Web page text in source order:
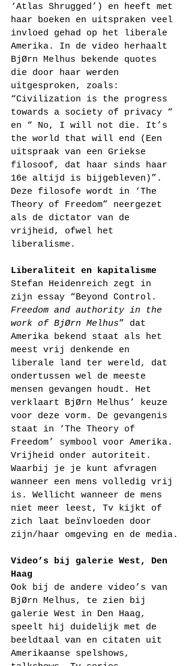
‘Atlas Shrugged’) en heeft met
haar boeken en uitspraken veel
invloed gehad op het liberale
Amerika. In de video herhaalt
BjØrn Melhus bekende quotes
die door haar werden
uitgesproken, zoals:
“Civilization is the progress
towards a society of privacy “
en “ No, I will not die. It’s
the world that will end (Een
uitspraak van een Griekse
filosoof, dat haar sinds haar
16e altijd is bijgebleven)”.
Deze filosofe wordt in ‘The
Theory of Freedom” neergezet
als de dictator van de
vrijheid, ofwel het
liberalisme.
Liberaliteit en kapitalisme
Stefan Heidenreich zegt in
zijn essay “Beyond Control.
Freedom and authority in the
work of BjØrn Melhus” dat
Amerika bekend staat als het
meest vrij denkende en
liberale land ter wereld, dat
ondertussen wel de meeste
mensen gevangen houdt. Het
verklaart BjØrn Melhus’ keuze
voor deze vorm. De gevangenis
staat in ‘The Theory of
Freedom’ symbool voor Amerika.
Vrijheid onder autoriteit.
Waarbij je je kunt afvragen
wanneer een mens volledig vrij
is. Wellicht wanneer de mens
niet meer leest, Tv kijkt of
zich laat beïnvloeden door
zijn/haar omgeving en de media.
Video’s bij galerie West, Den
Haag
Ook bij de andere video’s van
BjØrn Melhus, te zien bij
galerie West in Den Haag,
speelt hij duidelijk met de
beeldtaal van en citaten uit
Amerikaanse spelshows,